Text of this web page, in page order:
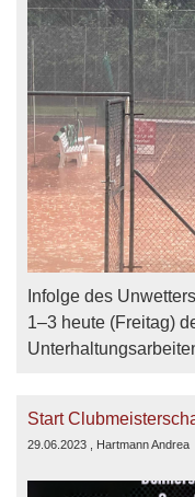
Infolge des
1–3 heute (Freitag)
Start
29.06.2023 , Hartmann Andrea